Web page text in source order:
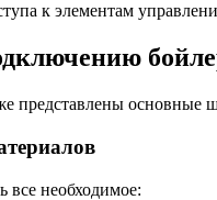
к элементам
представлены основные
все необходимое: